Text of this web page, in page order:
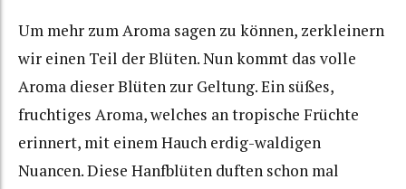
Um mehr zum Aroma sagen zu können, zerkleinern
wir einen Teil der Blüten. Nun kommt das volle
Aroma dieser Blüten zur Geltung. Ein süßes,
fruchtiges Aroma, welches an tropische Früchte
erinnert, mit einem Hauch erdig-waldigen
Nuancen. Diese Hanfblüten duften schon mal